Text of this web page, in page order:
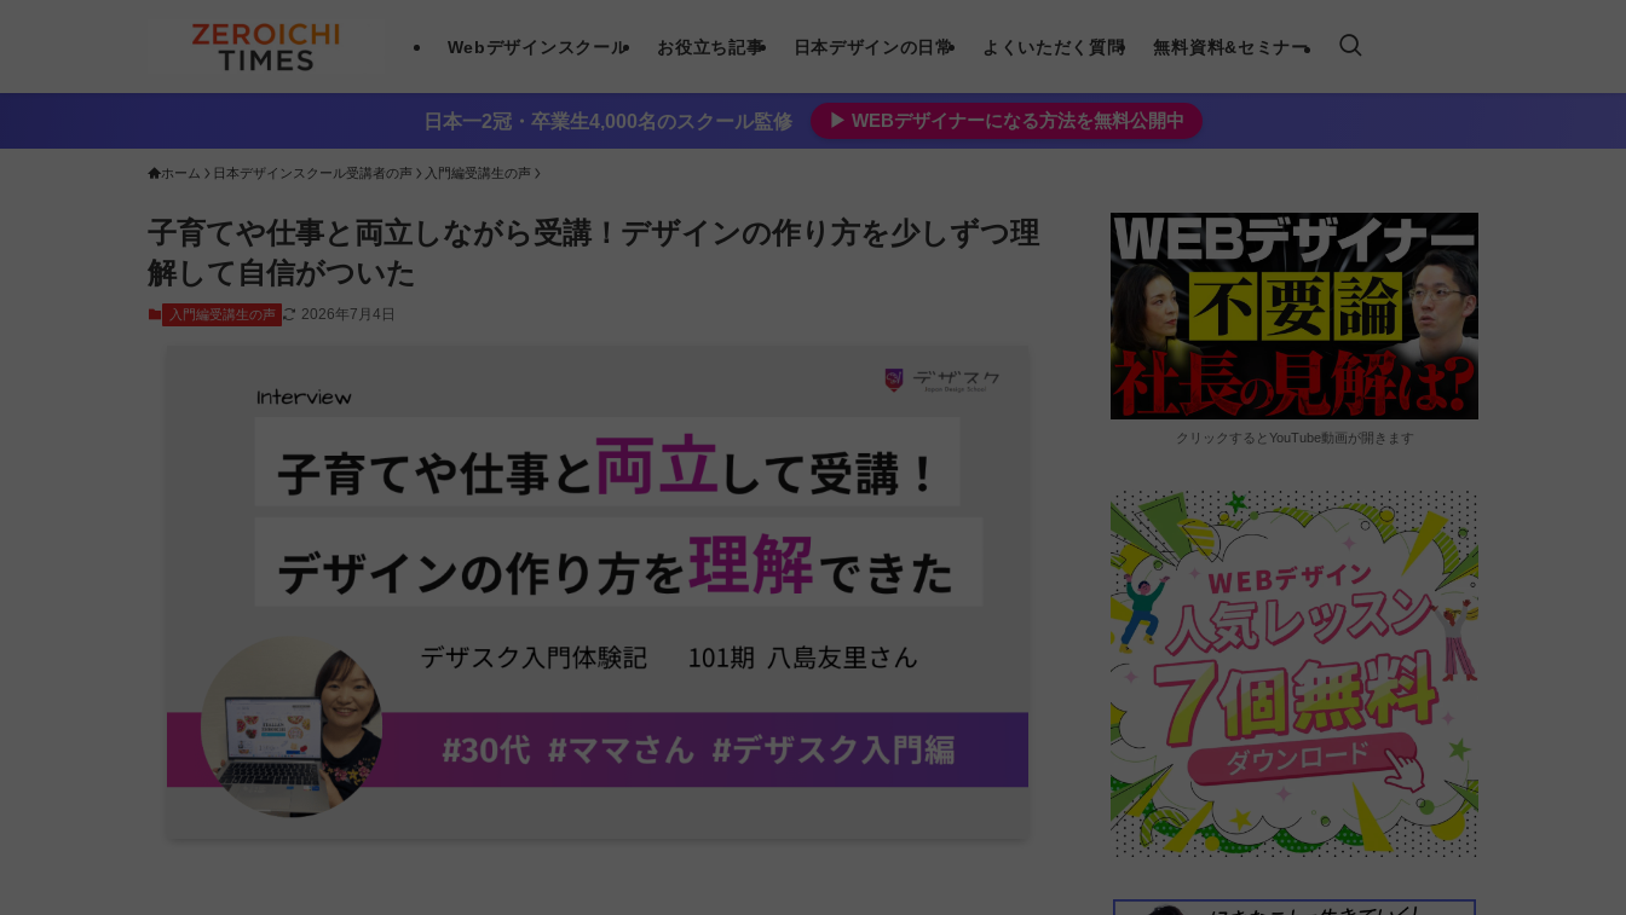
Webデザインスクール お役立ち記事 日本デザインの日常 よくいただく質問 無料資料&セミナー
日本一2冠・卒業生4,000名のスクール監修 ▶︎ WEBデザイナーになる方法を無料公開中
ホーム 日本デザインスクール受講者の声 入門編受講生の声
子育てや仕事と両立しながら受講！デザインの作り方を少しずつ理
解して自信がついた
入門編受講生の声 2026年7月4日
クリックするとYouTube動画が開きます